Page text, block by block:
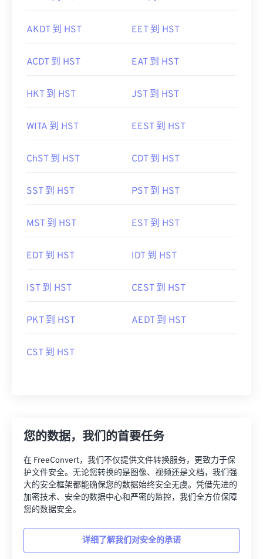
AKDT 到 HST EET 到 HST
ACDT 到 HST EAT 到 HST
HKT 到 HST JST 到 HST
WITA 到 HST EEST 到 HST
ChST 到 HST CDT 到 HST
SST 到 HST PST 到 HST
MST 到 HST EST 到 HST
EDT 到 HST IDT 到 HST
IST 到 HST CEST 到 HST
PKT 到 HST AEDT 到 HST
CST 到 HST
您的数据，我们的首要任务
在 FreeConvert，我们不仅提供文件转换服务，更致力于保
护文件安全。无论您转换的是图像、视频还是文档，我们强
大的安全框架都能确保您的数据始终安全无虞。凭借先进的
加密技术、安全的数据中心和严密的监控，我们全方位保障
您的数据安全。
详细了解我们对安全的承诺